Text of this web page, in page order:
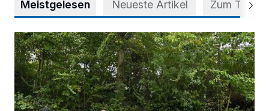
Meistgelesen Neueste Artikel Zum Thema
Aus Grau wird Haltung